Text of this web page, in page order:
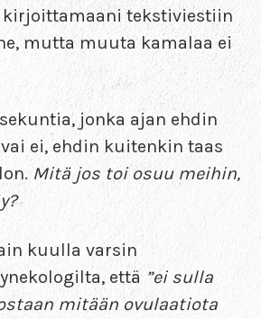
kirjoittamaani tekstiviestiin
mutta muuta kamalaa ei
jonka ajan ehdin
ei, ehdin kuitenkin taas
Mitä jos toi osuu meihin,
kuulla varsin
että ”ei sulla
mitään ovulaatiota